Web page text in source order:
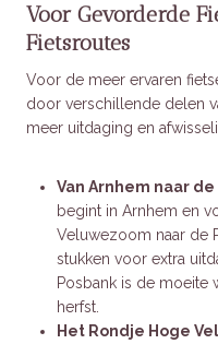
Voor Gevorderde
Fietsroutes
Voor de meer ervaren
door verschillende delen
meer uitdaging en
Van Arnhem naar de
begint in Arnhem en
Veluwezoom naar de
stukken voor extra
Posbank is de moeite
herfst.
Het Rondje Hoge